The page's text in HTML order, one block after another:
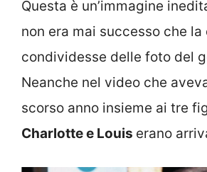
Questa è un’immagine
non era mai successo che
condividesse delle foto del
Neanche nel video che
scorso anno insieme ai tre
Charlotte e Louis erano